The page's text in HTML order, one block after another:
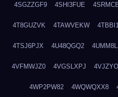
4SGZZGF9 4SHI3FUE
4T8GUZVK 4TAWVEKW
4TSJ6PJX 4U48QGQ2
4VFMWJZ0 4VGSLXPJ
4WP2PW82 4WQWQXX8